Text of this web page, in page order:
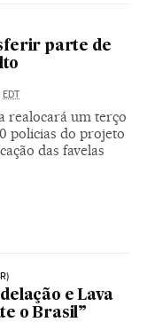
parte de
EDT
realocará um terço
policias do projeto
das favelas
e Lava
o Brasil”